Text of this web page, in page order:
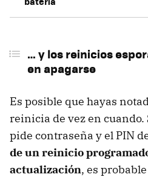
… y los reinicios
en apagarse
Es posible que hayas
reinicia de vez en cuando.
pide contraseña y el PIN
de un reinicio
actualización, es